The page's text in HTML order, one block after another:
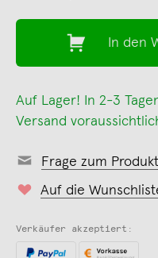
In den
Auf Lager! In 2-3
Versand
Frage zum Produkt
Auf die
Verkäufer akzeptiert: